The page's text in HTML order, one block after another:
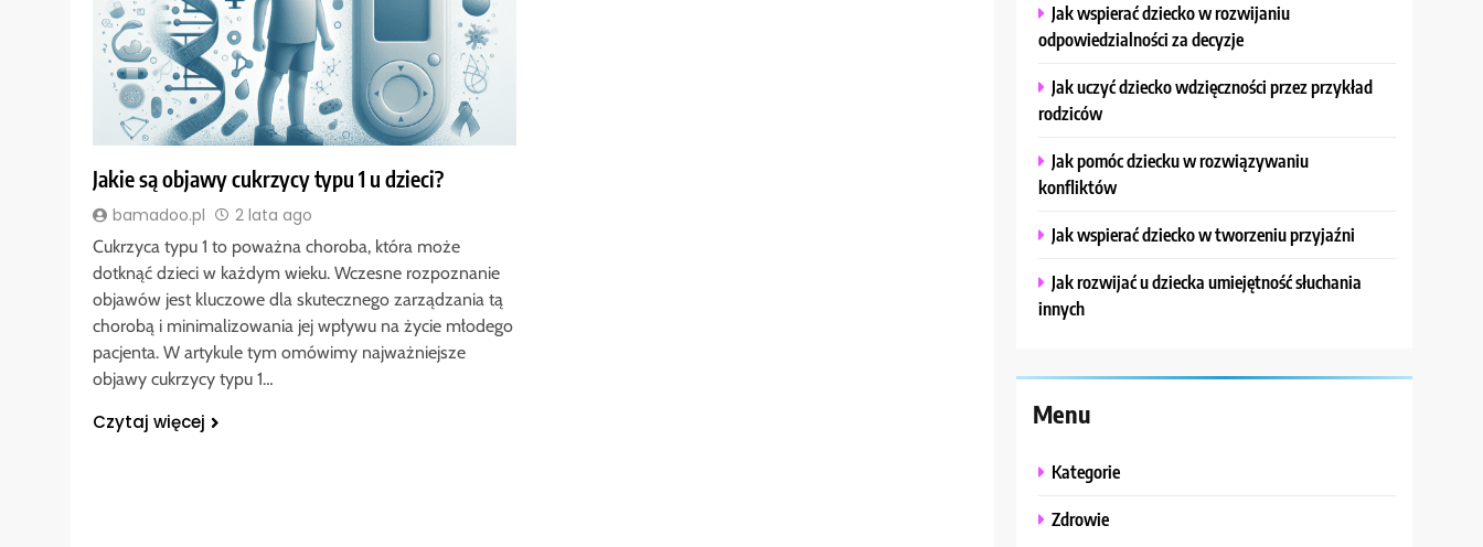
Jakie są objawy cukrzycy typu 1 u dzieci?
bamadoo.pl 2 lata ago
Cukrzyca typu 1 to poważna choroba, która może
dotknąć dzieci w każdym wieku. Wczesne rozpoznanie
objawów jest kluczowe dla skutecznego zarządzania tą
chorobą i minimalizowania jej wpływu na życie młodego
pacjenta. W artykule tym omówimy najważniejsze
objawy cukrzycy typu 1…
Czytaj więcej
Jak wspierać dziecko w rozwijaniu
odpowiedzialności za decyzje
Jak uczyć dziecko wdzięczności przez przykład
rodziców
Jak pomóc dziecku w rozwiązywaniu
konfliktów
Jak wspierać dziecko w tworzeniu przyjaźni
Jak rozwijać u dziecka umiejętność słuchania
innych
Menu
Kategorie
Zdrowie